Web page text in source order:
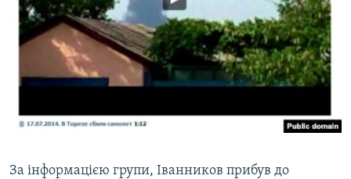
За інформацією групи, Іванников прибув до